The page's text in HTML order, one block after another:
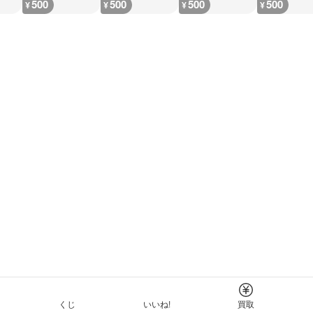
¥500 ¥500 ¥500 ¥500
くじ いいね! 買取